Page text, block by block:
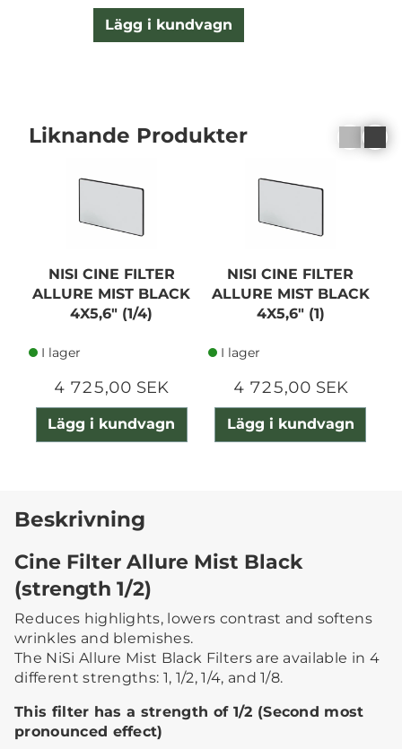
Lägg i kundvagn
Liknande Produkter
NISI CINE FILTER
ALLURE MIST BLACK
4X5,6" (1/4)
I lager
4 725,00 SEK
Lägg i kundvagn
NISI CINE FILTER
ALLURE MIST BLACK
4X5,6" (1)
I lager
4 725,00 SEK
Lägg i kundvagn
Beskrivning
Cine Filter Allure Mist Black
(strength 1/2)
Reduces highlights, lowers contrast and softens
wrinkles and blemishes.
The NiSi Allure Mist Black Filters are available in 4
different strengths: 1, 1/2, 1/4, and 1/8.
This filter has a strength of 1/2 (Second most
pronounced effect)